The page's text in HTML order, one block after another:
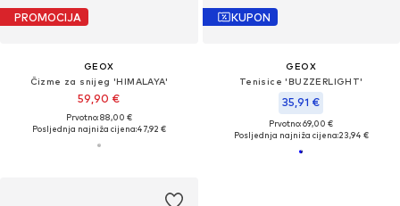
PROMOCIJA
GEOX
Čizme za snijeg 'HIMALAYA'
59,90 €
Prvotno: 88,00 €
Posljednja najniža cijena:47,92 €
KUPON
GEOX
Tenisice 'BUZZERLIGHT'
35,91 €
Prvotno: 69,00 €
Posljednja najniža cijena:23,94 €